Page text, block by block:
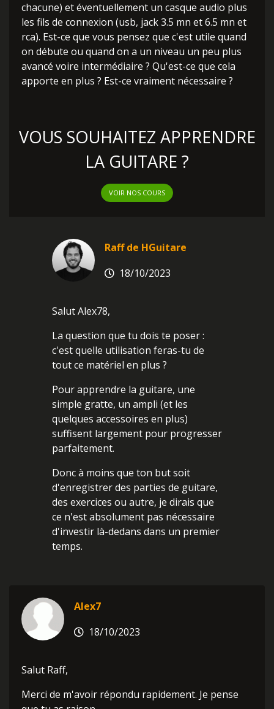
chacune) et éventuellement un casque audio plus
les fils de connexion (usb, jack 3.5 mn et 6.5 mn et
rca). Est-ce que vous pensez que c'est utile quand
on débute ou quand on a un niveau un peu plus
avancé voire intermédiaire ? Qu'est-ce que cela
apporte en plus ? Est-ce vraiment nécessaire ?
VOUS SOUHAITEZ APPRENDRE
LA GUITARE ?
VOIR NOS COURS
Raff de HGuitare
18/10/2023
Salut Alex78,
La question que tu dois te poser :
c'est quelle utilisation feras-tu de
tout ce matériel en plus ?
Pour apprendre la guitare, une
simple gratte, un ampli (et les
quelques accessoires en plus)
suffisent largement pour progresser
parfaitement.
Donc à moins que ton but soit
d'enregistrer des parties de guitare,
des exercices ou autre, je dirais que
ce n'est absolument pas nécessaire
d'investir là-dedans dans un premier
temps.
Alex7
18/10/2023
Salut Raff,
Merci de m'avoir répondu rapidement. Je pense